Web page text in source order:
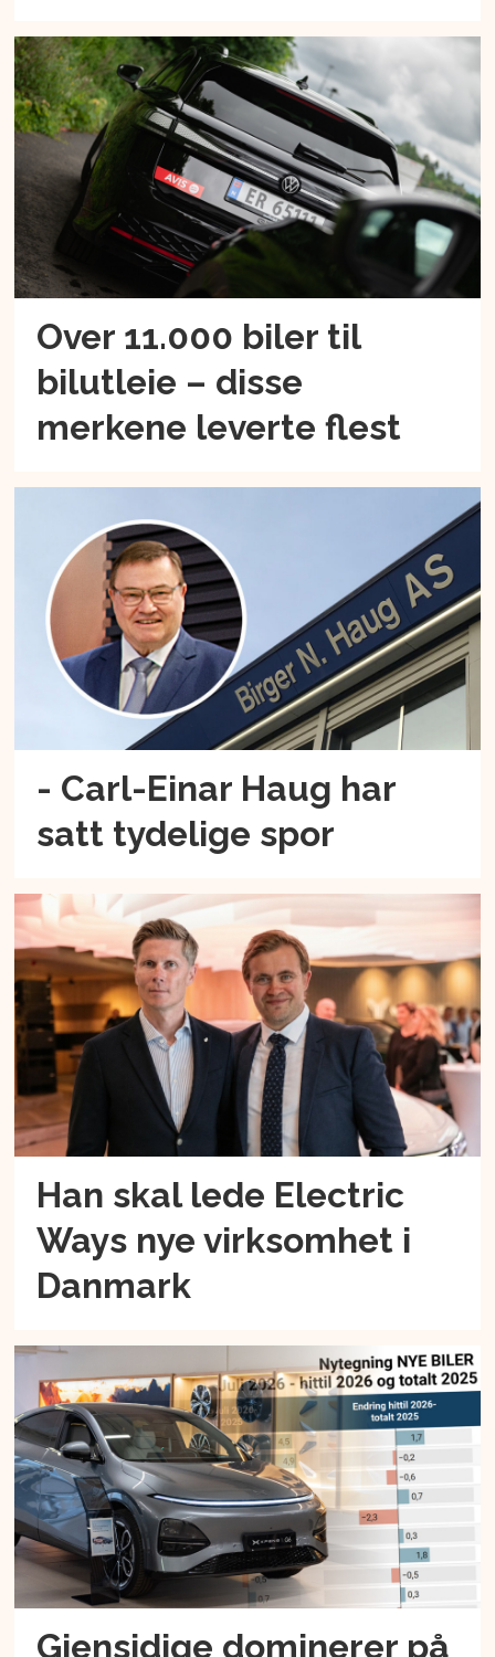
Over 11.000 biler til
bilutleie – disse
merkene leverte flest
- Carl-Einar Haug har
satt tydelige spor
Han skal lede Electric
Ways nye virksomhet i
Danmark
Gjensidige dominerer på